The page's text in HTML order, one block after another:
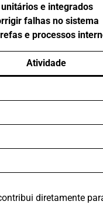
e integrados
falhas no sistema
e processos
Atividade
diretamente